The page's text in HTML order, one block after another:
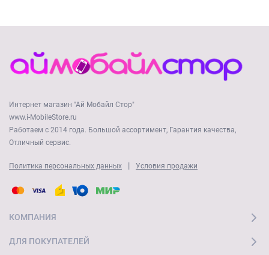
Интернет магазин "Ай Мобайл Стор"
www.i-MobileStore.ru
Работаем с 2014 года. Большой ассортимент, Гарантия качества,
Отличный сервис.
Политика персональных данных | Условия продажи
КОМПАНИЯ
ДЛЯ ПОКУПАТЕЛЕЙ